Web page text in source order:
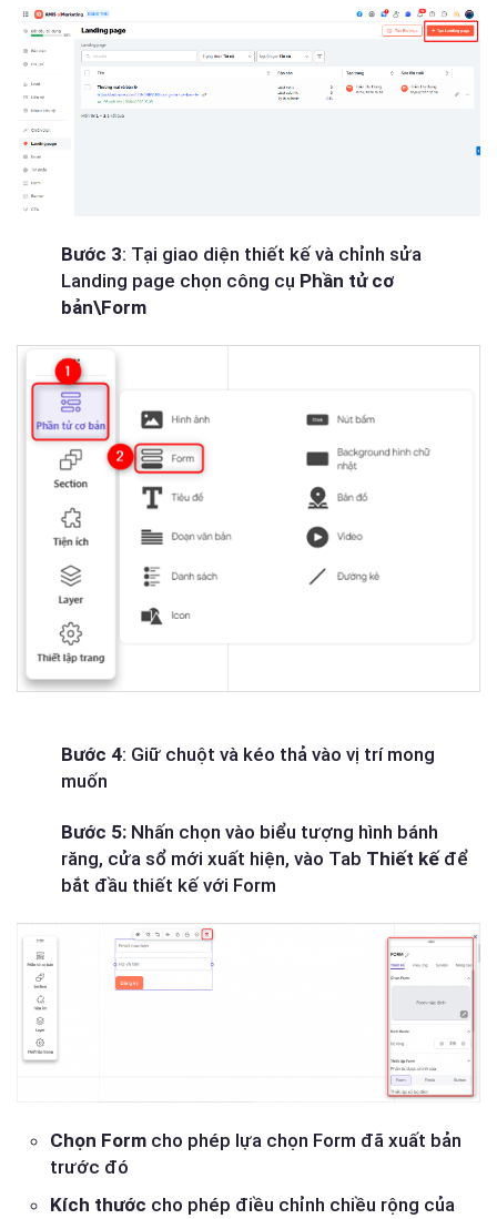
Bước 3: Tại giao diện thiết kế và chỉnh sửa
Landing page chọn công cụ Phần tử cơ
bản\Form
Bước 4: Giữ chuột và kéo thả vào vị trí mong
muốn
Bước 5: Nhấn chọn vào biểu tượng hình bánh
răng, cửa sổ mới xuất hiện, vào Tab Thiết kếđể
bắt đầu thiết kế với Form
Chọn Form cho phép lựa chọn Form đã xuất bản
trước đó
Kích thước cho phép điều chỉnh chiều rộng của